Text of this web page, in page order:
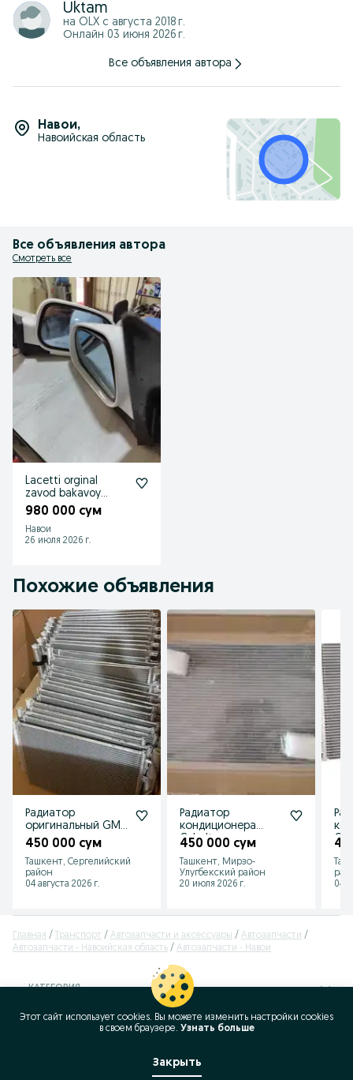
Uktam
на OLX с августа 2018 г.
Онлайн 03 июня 2026 г.
Все объявления автора
Навои,
Навоийская область
Все объявления автора
Смотреть все
Lacetti orginal
zavod bakavoy
oyna
980 000 сум
Навои
26 июля 2026 г.
Похожие объявления
Радиатор
оригинальный GM,
кондиционер и
450 000 сум
Ташкент, Сергелийский
район
04 августа 2026 г.
Радиатор
кондиционера
Cobalt
450 000 сум
Ташкент, Мирзо-
Улугбекский район
20 июля 2026 г.
04
Главная Транспорт Автозапчасти и аксессуары
Автозапчасти
Автозапчасти - Навоийская область
Автозапчасти - Навои
КАТЕГОРИЯ
Этот сайт использует cookies. Вы можете изменить настройки cookies
в своeм браузере. Узнать больше
Закрыть